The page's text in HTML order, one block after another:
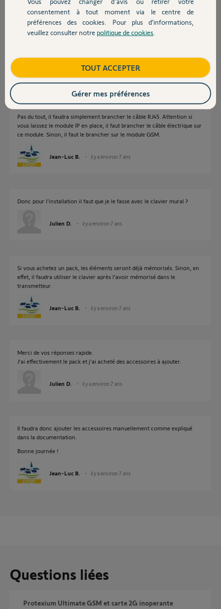
Devis avec un pro
Contact
il y a environ 7 ans
Pas du tout, il faudra simplement brancher le câble RJ45. Attention si
vous laissez le module IP en place, il faut brancher le câble électrique sur
ce module. Sinon, il faut le brancher sur le module GSM.
Jean-Luc B. il y a environ 7 ans
Donc pour l’installation il faut que je le fasse avec le clavier mural ?
Julien D. il y a environ 7 ans
Si vous achetez un pack, les éléments seront déjà mémorisés. Sinon, en
effet, il faudra utiliser le clavier après l'avoir mémorisé dans le
transmetteur.
Jean-Luc B. il y a environ 7 ans
Merci de vos réponses rapide.
J’ai effectivement le pack et j’ai acheté des accessoires à ajouter.
Julien D. il y a environ 7 ans
Il faudra donc ajouter les accessoires manuellement comme expliqué
dans la documentation.
Bonne journée !
Jean-Luc B. il y a environ 7 ans
Questions liées
Protexium Ultimate GSM et carte 2G inoperante
consentement à tout moment via le centre de
préférences des cookies. Pour plus d’informations,
veuillez consulter notre politique de cookies
TOUT ACCEPTER
Gérer mes préférences